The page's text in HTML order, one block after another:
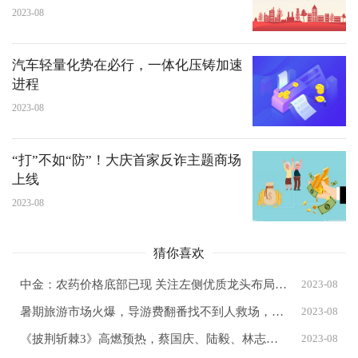
2023-08
汽车轻量化势在必行，一体化压铸加速
进程
2023-08
“打”不如“防”！大庆首家反诈主题商场
上线
2023-08
猜你喜欢
中金：农药价格底部已现 关注左侧优质龙头布局机会 2023-08
暑期旅游市场火爆，导游费翻番找不到人救场，滨海景区客流倍增 2023-08
《披荆斩棘3》高燃预热，蔡国庆、陆毅、林志颖、胡兵、再就业男团等登场 2023-08